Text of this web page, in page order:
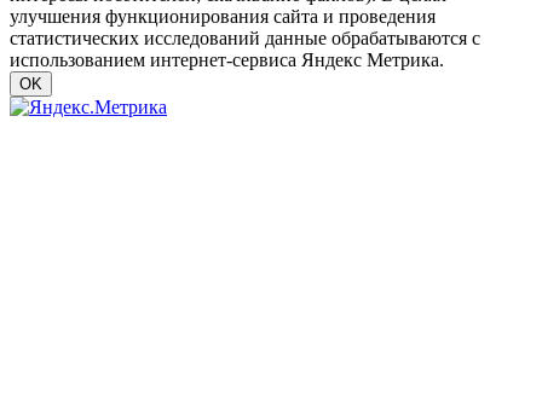
улучшения функционирования сайта и проведения
статистических исследований данные обрабатываются с
использованием интернет-сервиса Яндекс Метрика.
OK